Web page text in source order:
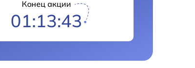
Конец акции
01:13:43